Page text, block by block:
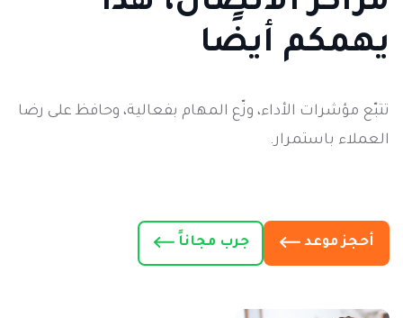
يهمكم أيضًا
تتبّع مؤشرات الأداء، وزّع المهام بفعالية، وحافظ على رضا
العملاء باستمرار.
أحجز موعد جرب مجاناً